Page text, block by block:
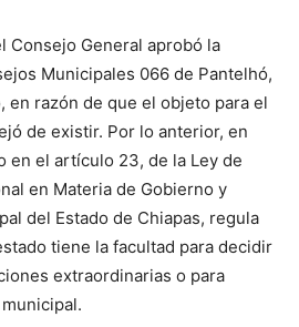
Consejo General aprobó la
Municipales 066 de Pantelhó,
en razón de que el objeto para el
de existir. Por lo anterior, en
en el artículo 23, de la Ley de
en Materia de Gobierno y
del Estado de Chiapas, regula
tiene la facultad para decidir
extraordinarias o para